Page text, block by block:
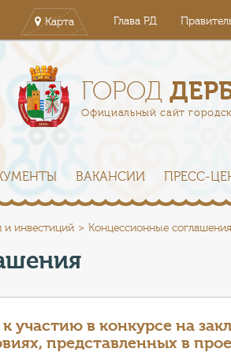
Карта Глава РД
ГОРОД
Официальный сайт
ВАКАНСИИ ПРЕСС-
и инвестиций Концессионные соглашения
участию в конкурсе на
представленных в